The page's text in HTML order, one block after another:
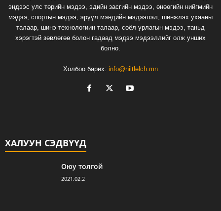
эндээс улс төрийн мэдээ, эдийн засгийн мэдээ, өнөөгийн нийгмийн
мэдээ, спортын мэдээ, эрүүл мэндийн мэдээлэл, шинжлэх ухааны
талаар, шинэ технологиин талаар, соёл урлагын мэдээ, таньд
хэрэгтэй зөвлөгөө болон гадаад мэдээ мэдээллийг олж унших
болно.
Холбоо барих: info@niitlelch.mn
ХАЛУУН СЭДВҮҮД
Оюу толгой
2021.02.2